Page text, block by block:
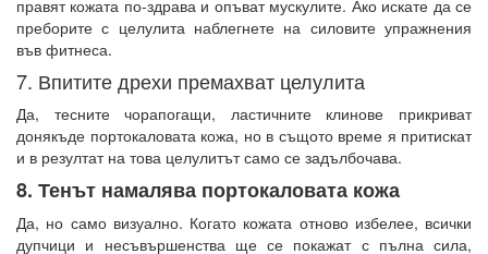
правят кожата по-здрава и опъват мускулите. Ако искате да се
преборите с целулита наблегнете на силовите упражнения
във фитнеса.
7. Впитите дрехи премахват целулита
Да, тесните чорапогащи, ластичните клинове прикриват
донякъде портокаловата кожа, но в същото време я притискат
и в резултат на това целулитът само се задълбочава.
8. Тенът намалява портокаловата кожа
Да, но само визуално. Когато кожата отново избелее, всички
дупчици и несъвършенства ще се покажат с пълна сила,